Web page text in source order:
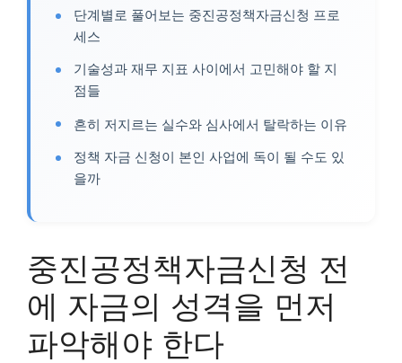
단계별로 풀어보는 중진공정책자금신청 프로
세스
기술성과 재무 지표 사이에서 고민해야 할 지
점들
흔히 저지르는 실수와 심사에서 탈락하는 이유
정책 자금 신청이 본인 사업에 독이 될 수도 있
을까
중진공정책자금신청 전
에 자금의 성격을 먼저
파악해야 한다